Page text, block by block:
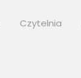
Czytelnia